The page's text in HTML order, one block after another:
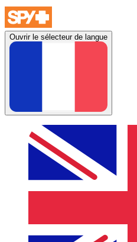
Ouvrir le sélecteur de langue